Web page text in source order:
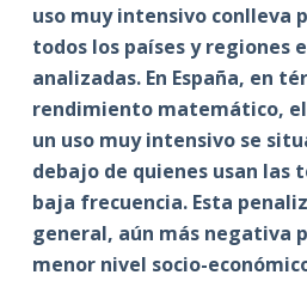
uso muy intensivo conlleva
todos los países y regiones
analizadas. En España, en
rendimiento matemático,
un uso muy intensivo se
debajo de quienes usan las
baja frecuencia. Esta
general, aún más negativa
menor nivel socio-